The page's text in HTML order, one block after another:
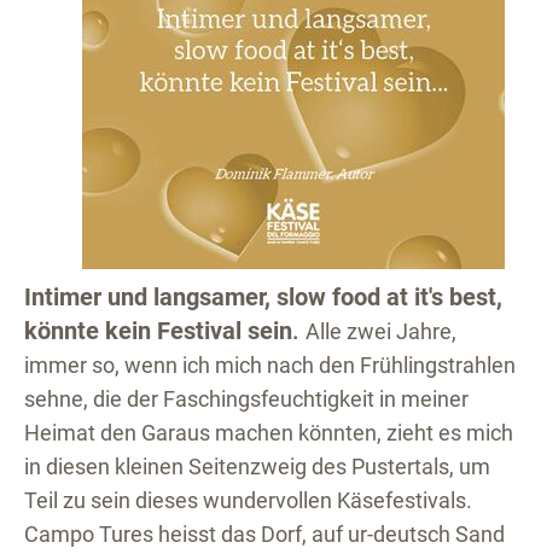
Intimer und langsamer, slow food at it's best,
könnte kein Festival sein. Alle zwei Jahre,
immer so, wenn ich mich nach den Frühlingstrahlen
sehne, die der Faschingsfeuchtigkeit in meiner
Heimat den Garaus machen könnten, zieht es mich
in diesen kleinen Seitenzweig des Pustertals, um
Teil zu sein dieses wundervollen Käsefestivals.
Campo Tures heisst das Dorf, auf ur-deutsch Sand